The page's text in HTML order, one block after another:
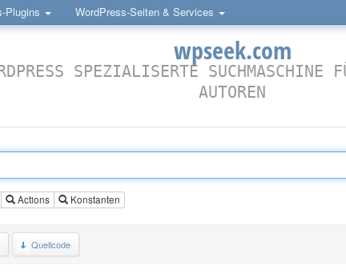
Plugins WordPress-Seiten & Services
wpseek.com
SPEZIALISERTE SUCHMASCHINE
AUTOREN
Actions Konstanten
Quellcode